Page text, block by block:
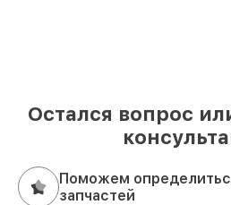
Остался вопрос
Поможем
запчастей